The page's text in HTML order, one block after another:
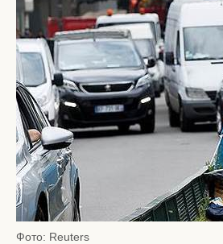
Фото: Reuters